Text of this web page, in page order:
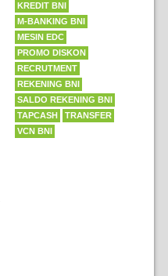
KREDIT BNI
M-BANKING BNI
MESIN EDC
PROMO DISKON
RECRUTMENT
REKENING BNI
SALDO REKENING BNI
TAPCASH
TRANSFER
VCN BNI